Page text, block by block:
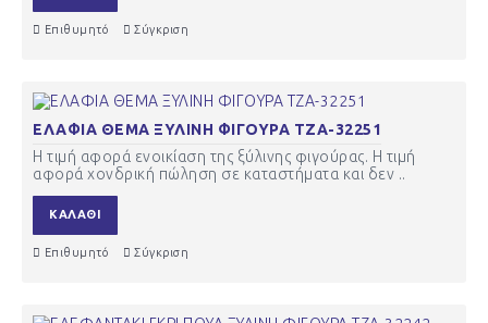
Επιθυμητό Σύγκριση
ΕΛΑΦΙΑ ΘΕΜΑ ΞΥΛΙΝΗ ΦΙΓΟΥΡΑ ΤΖΑ-32251
Η τιμή αφορά ενοικίαση της ξύλινης φιγούρας. Η τιμή
αφορά χονδρική πώληση σε καταστήματα και δεν ..
ΚΑΛΆΘΙ
Επιθυμητό Σύγκριση